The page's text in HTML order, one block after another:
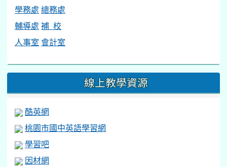
學務處 總務處
輔導處 補 校
人事室 會計室
線上教學資源
酷英網
桃園市國中英語學習網
學習吧
因材網